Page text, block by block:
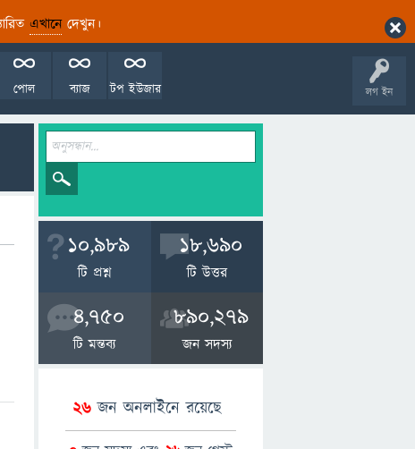
এখানেদেখুন।
লগ ইন
টপ ইউজার
ব্যাজ
পোল
10,989
টি প্রশ্ন
18,690
টি উত্তর
4,750
টি মন্তব্য
890,279
জন সদস্য
26 জন অনলাইনে রয়েছে